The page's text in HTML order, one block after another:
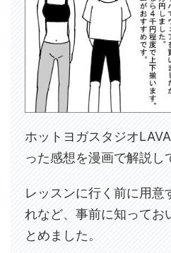
ホットヨガスタジオ
った感想を漫画で解説し
レッスンに行く前に用意
れなど、事前に知ってお
とめました。